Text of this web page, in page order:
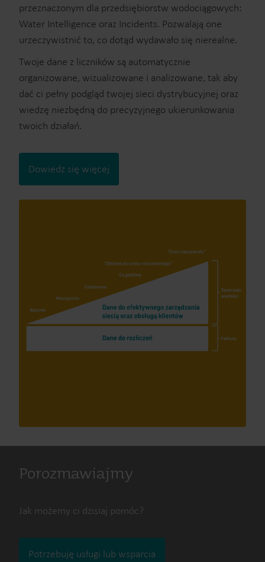
przeznaczonym dla przedsiębiorstw wodociągowych:
Water Intelligence oraz Incidents. Pozwalają one
urzeczywistnić to, co dotąd wydawało się nierealne.
Twoje dane z liczników są automatycznie
organizowane, wizualizowane i analizowane, tak aby
dać ci pełny podgląd twojej sieci dystrybucyjnej oraz
wiedzę niezbędną do precyzyjnego ukierunkowania
twoich działań.
Dowiedz się więcej
Porozmawiajmy
Jak możemy ci dzisiaj pomóc?
Potrzebuję usługi lub wsparcia